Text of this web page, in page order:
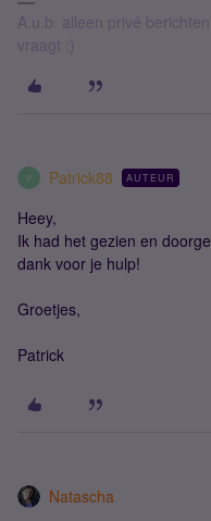
A.u.b. alleen privé
vraagt :)
P Patrick88 AUTEUR
Heey,
Ik had het gezien en
dank voor je hulp!
Groetjes,
Patrick
Natascha